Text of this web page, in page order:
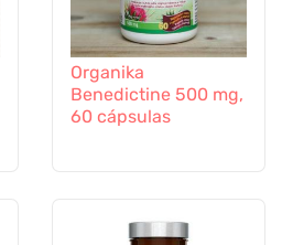
Organika
Benedictine 500 mg,
60 cápsulas